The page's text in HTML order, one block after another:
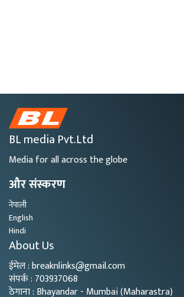
BL media Pvt.Ltd
Media for all across the globe
और संस्करण
नेपाली
English
Hindi
About Us
ईमेल : breaknlinks@gmail.com
संपर्क : 703937068
ठेगाना : Bhayandar - Mumbai (Maharastra)